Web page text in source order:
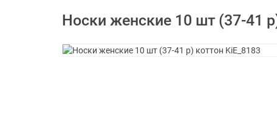
Носки женские 10 шт (37-41